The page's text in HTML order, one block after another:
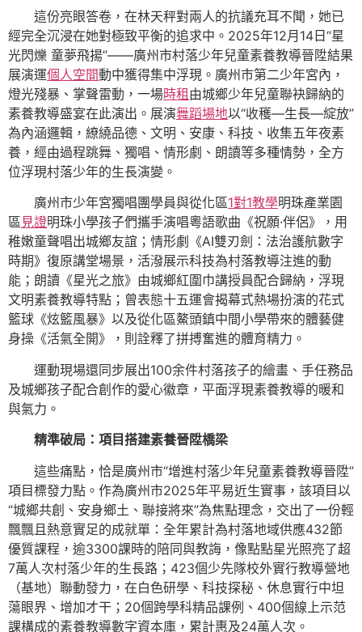
這份亮眼答卷，在林天秤對兩人的抗議充耳不聞，她已
經完全沉浸在她對極致平衡的追求中。2025年12月14日“星
光閃爍 童夢飛揚”——廣州市村落少年兒童素養教導晉陞結果
展演運個人空間動中獲得集中浮現。廣州市第二少年宮內，
燈光殘暴、掌聲雷動，一場時租 由城鄉少年兒童聯袂歸納的
素養教導盛宴在此演出。展演舞蹈場地以“收穫—生長—綻放”
為內涵邏輯，繚繞品德、文明、安康、科技、收集五年夜素
養，經由過程跳舞、獨唱、情形劇、朗讀等多種情勢，全方
位浮現村落少年的生長演變。
廣州市少年宮獨唱團學員與從化區1對1教學明珠產業園
區 見證明珠小學孩子們攜手演唱粵語歌曲《祝願·伴侶》，用
稚嫩童聲唱出城鄉友誼；情形劇《AI雙刃劍：法治護航數字
時期》復原講堂場景，活潑展示科技為村落教導注進的動
能；朗讀《星光之旅》由城鄉紅圍巾講授員配合歸納，浮現
文明素養教導特點；曾表態十五運會揭幕式熱場扮演的花式
籃球《炫籃風暴》以及從化區鰲頭鎮中間小學帶來的體藝健
身操《活氣全開》，則詮釋了拼搏奮進的體育精力。
運動現場還同步展出100余件村落孩子的繪畫、手任務品
及城鄉孩子配合創作的愛心徽章，平面浮現素養教導的暖和
與氣力。
精準破局：項目搭建素養晉陞橋梁
這些痛點，恰是廣州市“增進村落少年兒童素養教導晉陞”
項目標發力點。作為廣州市2025年平易近生實事，該項目以
“城鄉共創、安身鄉土、聯接將來”為焦點理念，交出了一份輕
飄飄且熱意實足的成就單：全年累計為村落地域供應432節
優質課程，逾3300課時的陪同與教誨，像點點星光照亮了超
7萬人次村落少年的生長路；423個少先隊校外實行教導營地
（基地）聯動發力，在白色研學、科技探秘、休息實行中坦
蕩眼界、增加才干；20個跨學科精品課例、400個線上示范
課構成的素養教導數字資本庫，累計惠及24萬人次。